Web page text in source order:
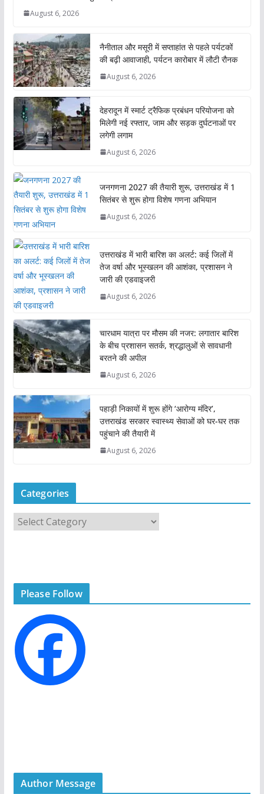
August 6, 2026
नैनीताल और मसूरी में सप्ताहांत से पहले पर्यटकों
की बढ़ी आवाजाही, पर्यटन कारोबार में लौटी रौनक
August 6, 2026
देहरादून में स्मार्ट ट्रैफिक प्रबंधन परियोजना को
मिलेगी नई रफ्तार, जाम और सड़क दुर्घटनाओं पर
लगेगी लगाम
August 6, 2026
जनगणना 2027 की तैयारी शुरू, उत्तराखंड में 1
सितंबर से शुरू होगा विशेष गणना अभियान
August 6, 2026
उत्तराखंड में भारी बारिश का अलर्ट: कई जिलों में
तेज वर्षा और भूस्खलन की आशंका, प्रशासन ने
जारी की एडवाइजरी
August 6, 2026
चारधाम यात्रा पर मौसम की नजर: लगातार बारिश
के बीच प्रशासन सतर्क, श्रद्धालुओं से सावधानी
बरतने की अपील
August 6, 2026
पहाड़ी निकायों में शुरू होंगे ‘आरोग्य मंदिर’,
उत्तराखंड सरकार स्वास्थ्य सेवाओं को घर-घर तक
पहुंचाने की तैयारी में
August 6, 2026
Categories
a
r
e
s
Please Follow
Author Message